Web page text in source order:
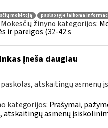
mokėtoją
paslaptyje laikoma
Mokesčių žinyno kategorijos:
ir pareigos (32-42 s
įneša daugiau
atskaitingų asmenų
kategorijos: Prašymai,
atskaitingų asmenų